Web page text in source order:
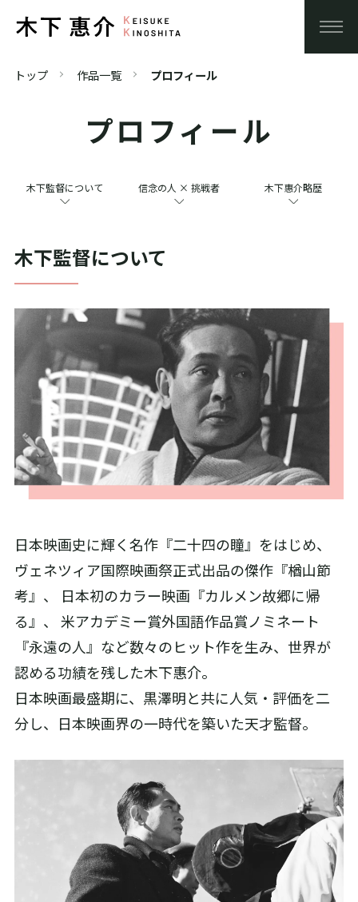
トップ 作品一覧 プロフィール
プロフィール
木下監督について 信念の人 × 挑戦者 木下惠介略歴
木下監督について
日本映画史に輝く名作『二十四の瞳』をはじめ、
ヴェネツィア国際映画祭正式出品の傑作『楢山節
考』、 日本初のカラー映画『カルメン故郷に帰
る』、 米アカデミー賞外国語作品賞ノミネート
『永遠の人』など数々のヒット作を生み、世界が
認める功績を残した木下惠介。
日本映画最盛期に、黒澤明と共に人気・評価を二
分し、日本映画界の一時代を築いた天才監督。